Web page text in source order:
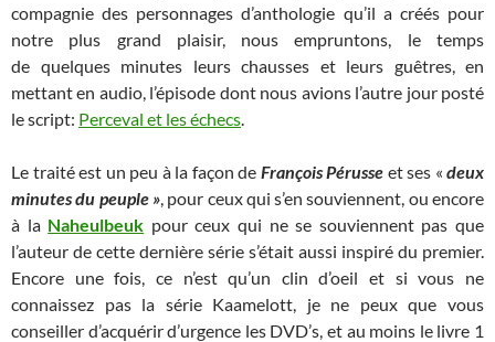
compagnie des personnages d’anthologie qu’il a créés pour
notre plus grand plaisir, nous empruntons, le temps
de quelques minutes leurs chausses et leurs guêtres, en
mettant en audio, l’épisode dont nous avions l’autre jour posté
le script: Perceval et les échecs.
Le traité est un peu à la façon de François Pérusse et ses « deux
minutes du peuple », pour ceux qui s’en souviennent, ou encore
à la Naheulbeuk pour ceux qui ne se souviennent pas que
l’auteur de cette dernière série s’était aussi inspiré du premier.
Encore une fois, ce n’est qu’un clin d’oeil et si vous ne
connaissez pas la série Kaamelott, je ne peux que vous
conseiller d’acquérir d’urgence les DVD’s, et au moins le livre 1